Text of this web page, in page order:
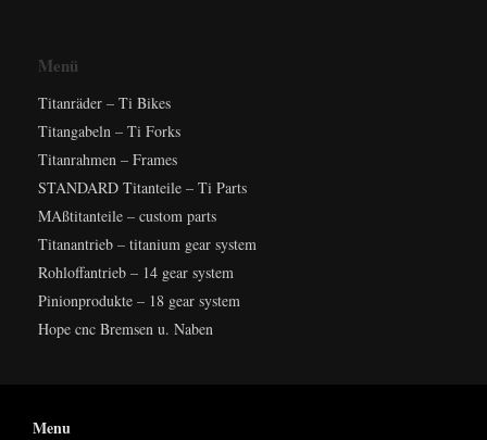
Menü
Titanräder – Ti Bikes
Titangabeln – Ti Forks
Titanrahmen – Frames
STANDARD Titanteile – Ti Parts
MAßtitanteile – custom parts
Titanantrieb – titanium gear system
Rohloffantrieb – 14 gear system
Pinionprodukte – 18 gear system
Hope cnc Bremsen u. Naben
Menu